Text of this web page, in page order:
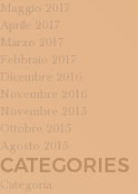
Maggio 2017
Aprile 2017
Marzo 2017
Febbraio 2017
Dicembre 2016
Novembre 2016
Novembre 2015
Ottobre 2015
Agosto 2015
CATEGORIES
Categoria